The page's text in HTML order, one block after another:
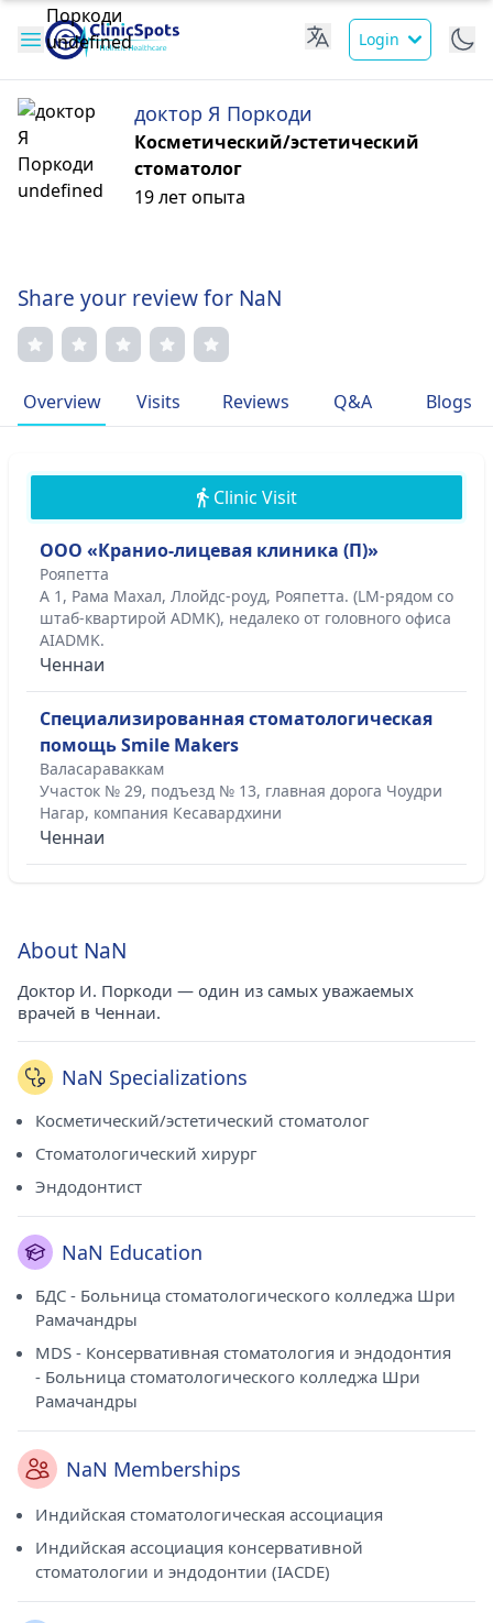
Login
доктор Я Поркоди
Косметический/эстетический
стоматолог
19 лет опыта
Share your review for NaN
Overview Visits Reviews Q&A Blogs
Clinic Visit
ООО «Кранио-лицевая клиника (П)»
Рояпетта
A 1, Рама Махал, Ллойдс-роуд, Рояпетта. (LM-рядом со
штаб-квартирой ADMK), недалеко от головного офиса
AIADMK.
Ченнаи
Специализированная стоматологическая
помощь Smile Makers
Валасараваккам
Участок № 29, подъезд № 13, главная дорога Чоудри
Нагар, компания Кесавардхини
Ченнаи
About NaN
Доктор И. Поркоди — один из самых уважаемых
врачей в Ченнаи.
NaN Specializations
Косметический/эстетический стоматолог
Стоматологический хирург
Эндодонтист
NaN Education
БДС - Больница стоматологического колледжа Шри
Рамачандры
MDS - Консервативная стоматология и эндодонтия
- Больница стоматологического колледжа Шри
Рамачандры
NaN Memberships
Индийская стоматологическая ассоциация
Индийская ассоциация консервативной
стоматологии и эндодонтии (IACDE)